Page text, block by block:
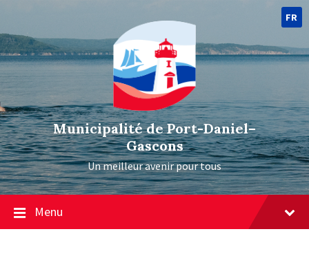
FR
Municipalité de Port-Daniel–
Gascons
Un meilleur avenir pour tous
Menu